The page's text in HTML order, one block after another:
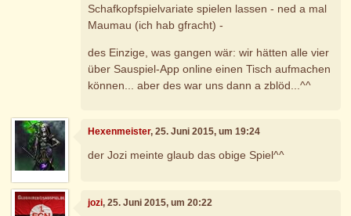
Schafkopfspielvariate spielen lassen - ned a mal
Maumau (ich hab gfracht) -
des Einzige, was gangen wär: wir hätten alle vier
über Sauspiel-App online einen Tisch aufmachen
können... aber des war uns dann a zblöd...^^
Hexenmeister, 25. Juni 2015, um 19:24
der Jozi meinte glaub das obige Spiel^^
jozi, 25. Juni 2015, um 20:22